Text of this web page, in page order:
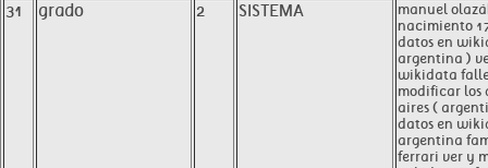
31 grado 2 SISTEMA
manuel
nacimiento
datos en
argentina )
wikidata
modificar los
aires (
datos en
argentina
ferrari ver y